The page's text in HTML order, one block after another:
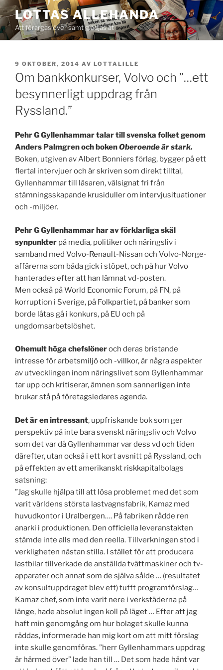
Hoppa
till
innehåll
LOTTAS ALLEHANDA
Att förargas över samt glädjas åt
PUBLICERAT
9 OKTOBER, 2014 AV LOTTALILLE
Om bankkonkurser, Volvo och ”…ett
besynnerligt uppdrag från
Ryssland.”
Pehr G Gyllenhammar talar till svenska folket genom
Anders Palmgren och bokenOberoende är stark.
Boken, utgiven av Albert Bonniers förlag, bygger på ett
flertal intervjuer och är skriven som direkt tilltal,
Gyllenhammar till läsaren, välsignat fri från
stämningsskapande krusiduller om intervjusituationer
och -miljöer.
Pehr G Gyllenhammar har av förklarliga skäl
synpunkter på media, politiker och näringsliv i
samband med Volvo-Renault-Nissan och Volvo-Norge-
affärerna som båda gick i stöpet, och på hur Volvo
hanterades efter att han lämnat vd-posten.
Men också på World Economic Forum, på FN, på
korruption i Sverige, på Folkpartiet, på banker som
borde låtas gå i konkurs, på EU och på
ungdomsarbetslöshet.
Ohemult höga chefslöneroch deras bristande
intresse för arbetsmiljö och -villkor, är några aspekter
av utvecklingen inom näringslivet som Gyllenhammar
tar upp och kritiserar, ämnen som sannerligen inte
brukar stå på företagsledares agenda.
Det är en intressant, uppfriskande bok som ger
perspektiv på inte bara svenskt näringsliv och Volvo
som det var då Gyllenhammar var dess vd och tiden
därefter, utan också i ett kort avsnitt på Ryssland, och
på effekten av ett amerikanskt riskkapitalbolags
satsning:
”Jag skulle hjälpa till att lösa problemet med det som
varit världens största lastvagnsfabrik, Kamaz med
huvudkontor i Uralbergen…. På fabriken rådde ren
anarki i produktionen. Den officiella leveranstakten
stämde inte alls med den reella. Tillverkningen stod i
verkligheten nästan stilla. I stället för att producera
lastbilar tillverkade de anställda tvättmaskiner och tv-
apparater och annat som de själva sålde … (resultatet
av konsultuppdraget blev ett) tufft programförslag…
Kamaz chef, som inte varit nere i verkstäderna på
länge, hade absolut ingen koll på läget … Efter att jag
haft min genomgång om hur bolaget skulle kunna
räddas, informerade han mig kort om att mitt förslag
inte skulle genomföras. ”herr Gyllenhammars uppdrag
är härmed över” lade han till … Det som hade hänt var